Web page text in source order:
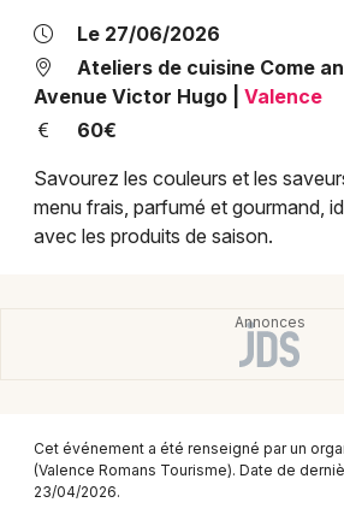
Grands événements
Activité & Expérience
Manifestations
Foires & salons
Spectacles
Sorties famille
Lyon
Montpellier
Toulouse
Le 27/06/2026
Ateliers de cuisine Come
Avenue Victor Hugo
Valence
60€
Savourez les couleurs et les
menu frais, parfumé et gourmand,
avec les produits de saison.
Cet événement a été renseigné par un
(Valence Romans Tourisme). Date de
23/04/2026.
Aujourd'hui
Demain